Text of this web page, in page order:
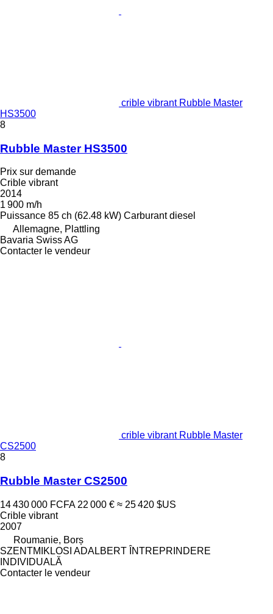
crible vibrant Rubble Master
HS3500
8
Rubble Master HS3500
Prix sur demande
Crible vibrant
2014
1 900 m/h
Puissance 85 ch (62.48 kW) Carburant diesel
Allemagne, Plattling
Bavaria Swiss AG
Contacter le vendeur
crible vibrant Rubble Master
CS2500
8
Rubble Master CS2500
14 430 000 FCFA 22 000 € ≈ 25 420 $US
Crible vibrant
2007
Roumanie, Borș
SZENTMIKLOSI ADALBERT ÎNTREPRINDERE
INDIVIDUALĂ
Contacter le vendeur